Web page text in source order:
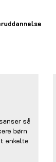
så
børn
enkelte